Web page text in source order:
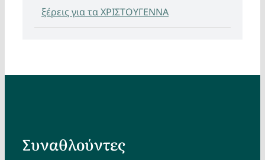
ξέρεις για τα ΧΡΙΣΤΟΥΓΕΝΝΑ
Συναθλούντες